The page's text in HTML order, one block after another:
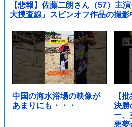
【悲報】佐藤二朗さん（57）主
大捜査線』スピンオフ作品の撮
定・・・・・・・・・他
中国の海水浴場の映像が
あまりにも・・・
【
決勝
ー
悪夢